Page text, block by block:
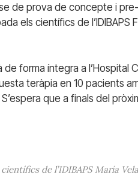
de prova de concepte i
els científics de l’IDIBAPS
forma íntegra a l’Hospital
teràpia en 10 pacients
que a finals del
científics de l’IDIBAPS María